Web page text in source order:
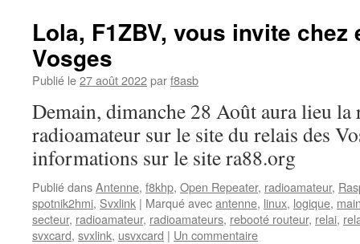
Lola, F1ZBV, vous invite
Vosges
Publié le27 août 2022parf8asb
Demain, dimanche 28 Août aura lieu la
radioamateur sur le site du relais des
informations sur le site ra88.org
Publié dansAntenne, f8khp, Open Repeater, radioamateur,
spotnik2hmi, Svxlink | Marqué avecantenne, linux, logique,
secteur, radioamateur, radioamateurs, rebooté routeur, relai,
svxcard, svxlink, usvxcard | Un commentaire